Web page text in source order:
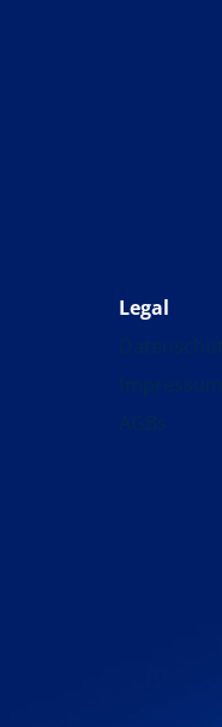
Legal
Datenschutz
Impressum
AGBs